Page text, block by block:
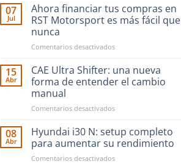
07
Jul
Ahora financiar tus compras en
RST Motorsport es más fácil que
nunca
Comentarios desactivadosen
financiar
compras
RST
es
más
fácil
que
15
Abr
CAE Ultra Shifter: una nueva
forma de entender el cambio
manual
Comentarios desactivadosen
Ultra
Shifter:
una
nueva
08
Abr
Hyundai i30 N: setup completo
para aumentar su rendimiento
Comentarios desactivadosen